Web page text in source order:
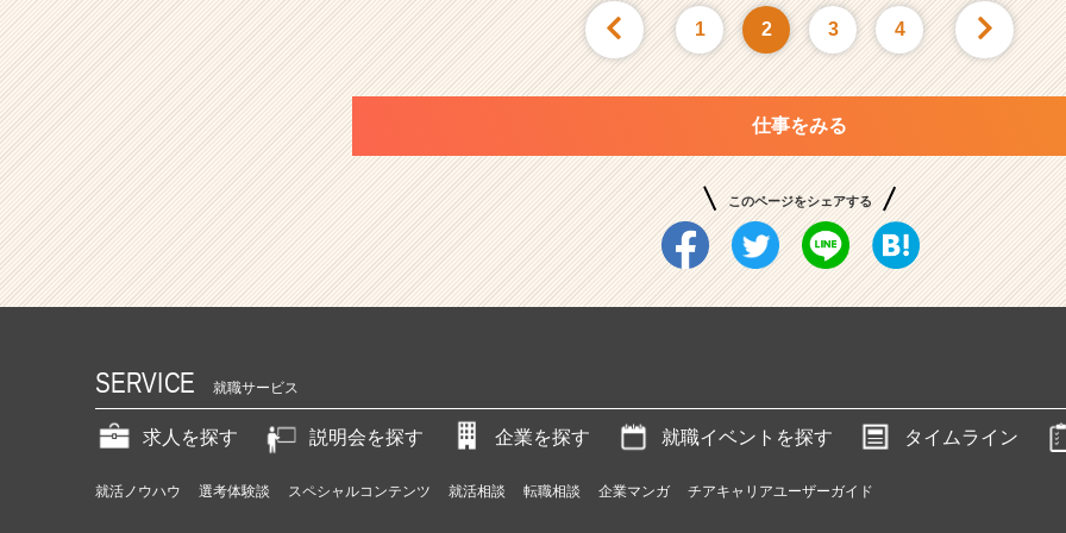
1 2 3 4
仕事をみる
このページをシェアする
SERVICE 就職サービス
求人を探す 説明会を探す 企業を探す 就職イベントを探す タイムライン
就活ノウハウ 選考体験談 スペシャルコンテンツ 就活相談 転職相談 企業マンガ チアキャリアユーザーガイド